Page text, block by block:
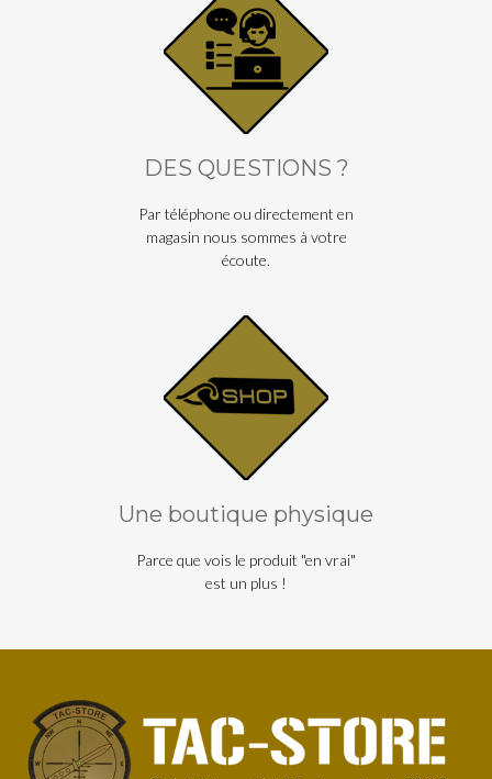
DES QUESTIONS ?
Par téléphone ou directement en
magasin nous sommes à votre
écoute.
Une boutique physique
Parce que vois le produit "en vrai"
est un plus !